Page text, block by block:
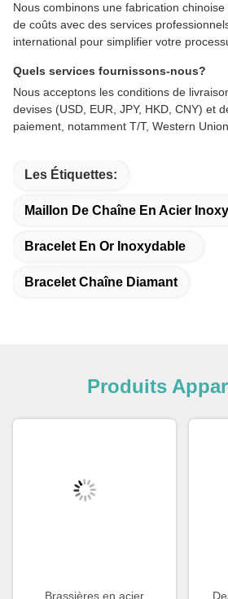
Nous combinons une fabrication
de coûts avec des services
international pour simplifier votre
Quels services fournissons-nous?
Nous acceptons les conditions de
devises (USD, EUR, JPY, HKD, CNY) et
paiement, notamment T/T, Western
Les Étiquettes:
Maillon De Chaîne En Acier
Bracelet En Or Inoxydable
Bracelet Chaîne Diamant
Produits
Brassières en acier